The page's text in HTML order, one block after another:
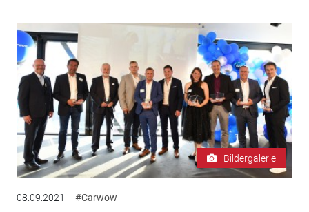
Bildergalerie
08.09.2021 #Carwow